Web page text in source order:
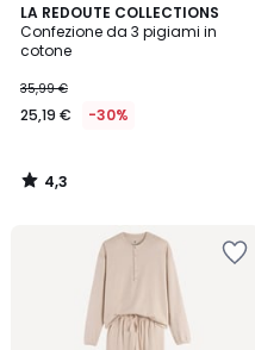
LA REDOUTE COLLECTIONS
Confezione da 3 pigiami in
cotone
35,99 €
25,19 € -30%
4,3
/ 5
4,3
/